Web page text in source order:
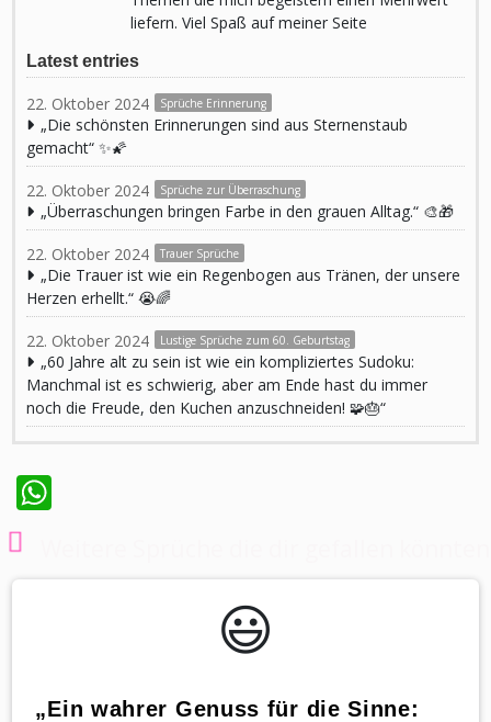
liefern. Viel Spaß auf meiner Seite
Latest entries
22. Oktober 2024 Sprüche Erinnerung
„Die schönsten Erinnerungen sind aus Sternenstaub
gemacht“ ✨🌠
22. Oktober 2024 Sprüche zur Überraschung
„Überraschungen bringen Farbe in den grauen Alltag.“ 🎨🎁
22. Oktober 2024 Trauer Sprüche
„Die Trauer ist wie ein Regenbogen aus Tränen, der unsere
Herzen erhellt.“ 😭🌈
22. Oktober 2024 Lustige Sprüche zum 60. Geburtstag
„60 Jahre alt zu sein ist wie ein kompliziertes Sudoku:
Manchmal ist es schwierig, aber am Ende hast du immer
noch die Freude, den Kuchen anzuschneiden! 🧩🎂“
😃️
„Ein wahrer Genuss für die Sinne: